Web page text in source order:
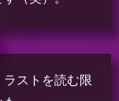
ストを読む限